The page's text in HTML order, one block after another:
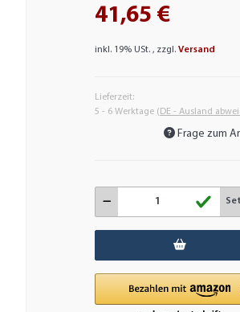
41,65 €
inkl. 19% USt. , zzgl. Versand
Lieferzeit:
5 - 6 Werktage (DE - Ausland
Frage zum
Set